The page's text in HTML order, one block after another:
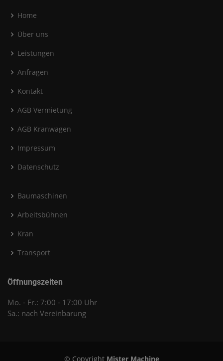
Home
Über uns
Leistungen
Anfragen
Kontakt
AGB Vermietung
AGB Kranwagen
Impressum
Datenschutz
Baumaschinen
Arbeitsbühnen
Kran
Transport
Öffnungszeiten
Mo. - Fr.: 7:00 - 17:00 Uhr
Sa.: nach Vereinbarung
© Copyright Mister Machine